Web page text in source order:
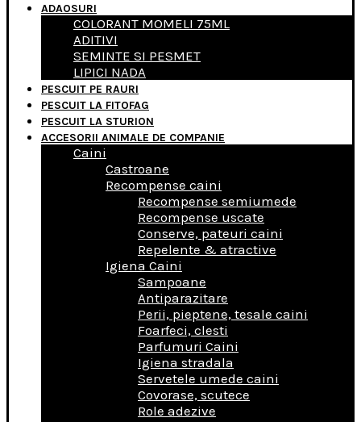
ADAOSURI
COLORANT MOMELI 75ML
ADITIVI
SEMINTE SI PESMET
LIPICI NADA
PESCUIT PE RAURI
PESCUIT LA FITOFAG
PESCUIT LA STURION
ACCESORII ANIMALE DE COMPANIE
Caini
Castroane
Recompense caini
Recompense semiumede
Recompense uscate
Conserve, pateuri caini
Repelente & atractive
Igiena Caini
Sampoane
Antiparazitare
Perii, pieptene, tesale caini
Foarfeci, clesti
Parfumuri Caini
Igiena stradala
Servetele umede caini
Covorase, scutece
Role adezive